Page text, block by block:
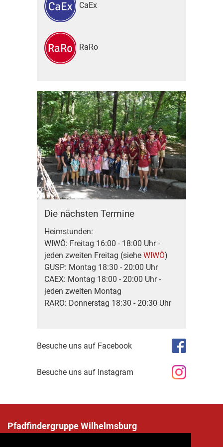
CaEx
RaRo
Die nächsten Termine
Heimstunden:
WIWÖ: Freitag 16:00 - 18:00 Uhr -
jeden zweiten Freitag (siehe WIWÖ)
GUSP: Montag 18:30 - 20:00 Uhr
CAEX: Montag 18:00 - 20:00 Uhr -
jeden zweiten Montag
RARO: Donnerstag 18:30 - 20:30 Uhr
Besuche uns auf Facebook
Besuche uns auf Instagram
Pfadfindergruppe Wilhelmsburg